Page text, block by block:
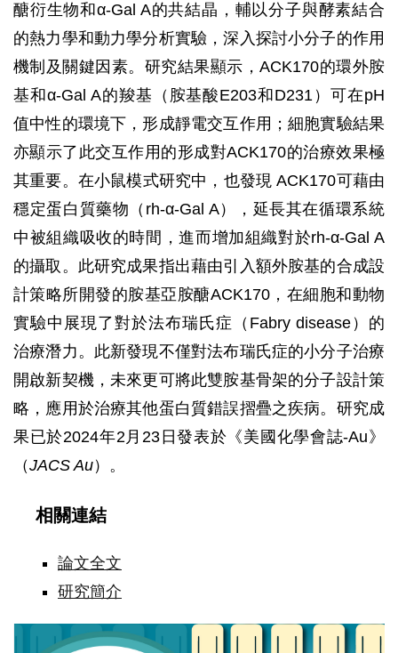
醣衍生物和α-Gal A的共結晶，輔以分子與酵素結合
的熱力學和動力學分析實驗，深入探討小分子的作用
機制及關鍵因素。研究結果顯示，ACK170的環外胺
基和α-Gal A的羧基（胺基酸E203和D231）可在pH
值中性的環境下，形成靜電交互作用；細胞實驗結果
亦顯示了此交互作用的形成對ACK170的治療效果極
其重要。在小鼠模式研究中，也發現 ACK170可藉由
穩定蛋白質藥物（rh-α-Gal A），延長其在循環系統
中被組織吸收的時間，進而增加組織對於rh-α-Gal A
的攝取。此研究成果指出藉由引入額外胺基的合成設
計策略所開發的胺基亞胺醣ACK170，在細胞和動物
實驗中展現了對於法布瑞氏症（Fabry disease）的
治療潛力。此新發現不僅對法布瑞氏症的小分子治療
開啟新契機，未來更可將此雙胺基骨架的分子設計策
略，應用於治療其他蛋白質錯誤摺疊之疾病。研究成
果已於2024年2月23日發表於《美國化學會誌-Au》
（JACS Au）。
相關連結
論文全文
研究簡介
精